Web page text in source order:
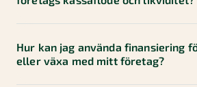
pengar som måste återbetalas,
ränta. Detta är den vanligaste
extern finansiering och kan
ett traditionellt banklån eller
Vid uppstart och tillväxt
Hur kan jag använda finansiering
eller växa med mitt företag?